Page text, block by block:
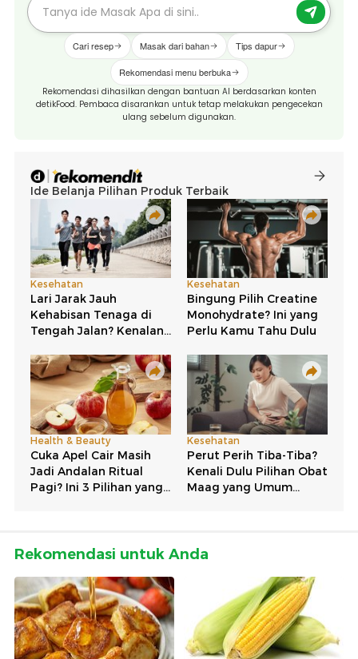
Cari resep Masak dari bahan Tips dapur
Rekomendasi menu berbuka
Rekomendasi dihasilkan dengan bantuan AI berdasarkan konten
detikFood. Pembaca disarankan untuk tetap melakukan pengecekan
ulang sebelum digunakan.
Rekomendasi untuk Anda